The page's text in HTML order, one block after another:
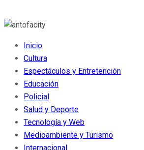
Inicio
Cultura
Espectáculos y Entretención
Educación
Policial
Salud y Deporte
Tecnología y Web
Medioambiente y Turismo
Internacional